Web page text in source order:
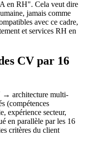
en RH". Cela veut dire
jamais comme
avec ce cadre,
et services RH en
CV par 16
→ architecture multi-
(compétences
expérience secteur,
en parallèle par les 16
critères du client